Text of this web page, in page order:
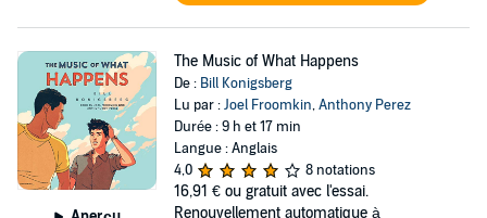
The Music of What Happens
De : Bill Konigsberg
Lu par :Joel Froomkin,Anthony Perez
Durée : 9 h et 17 min
Langue : Anglais
4,0
8 notations
16,91 € ou gratuit avec l'essai.
Renouvellement automatique à